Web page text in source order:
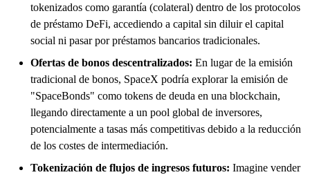
tokenizados como garantía (colateral) dentro de los protocolos
de préstamo DeFi, accediendo a capital sin diluir el capital
social ni pasar por préstamos bancarios tradicionales.
Ofertas de bonos descentralizados: En lugar de la emisión
tradicional de bonos, SpaceX podría explorar la emisión de
"SpaceBonds" como tokens de deuda en una blockchain,
llegando directamente a un pool global de inversores,
potencialmente a tasas más competitivas debido a la reducción
de los costes de intermediación.
Tokenización de flujos de ingresos futuros: Imagine vender